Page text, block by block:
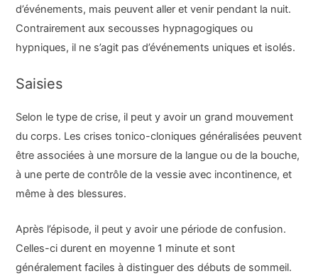
d’événements, mais peuvent aller et venir pendant la nuit.
Contrairement aux secousses hypnagogiques ou
hypniques, il ne s’agit pas d’événements uniques et isolés.
Saisies
Selon le type de crise, il peut y avoir un grand mouvement
du corps. Les crises tonico-cloniques généralisées peuvent
être associées à une morsure de la langue ou de la bouche,
à une perte de contrôle de la vessie avec incontinence, et
même à des blessures.
Après l’épisode, il peut y avoir une période de confusion.
Celles-ci durent en moyenne 1 minute et sont
généralement faciles à distinguer des débuts de sommeil.